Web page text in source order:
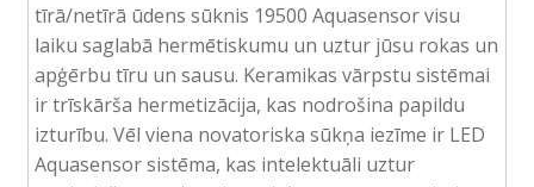
tīrā/netīrā ūdens sūknis 19500 Aquasensor visu
laiku saglabā hermētiskumu un uztur jūsu rokas un
apģērbu tīru un sausu. Keramikas vārpstu sistēmai
ir trīskārša hermetizācija, kas nodrošina papildu
izturību. Vēl viena novatoriska sūkņa iezīme ir LED
Aquasensor sistēma, kas intelektuāli uztur